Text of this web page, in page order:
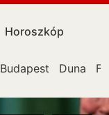
Horoszkóp
Budapest Duna